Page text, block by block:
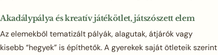
Akadálypálya és kreatív játékötlet, játszószett elem
Az elemekből tematizált pályák, alagutak, átjárók vagy
kisebb “hegyek” is építhetők. A gyerekek saját ötleteik szerint